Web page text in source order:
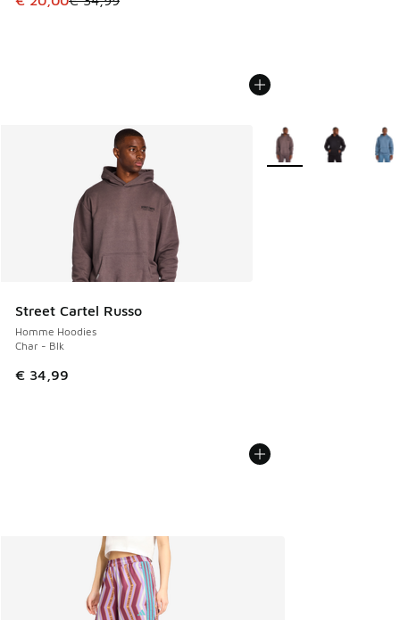
Street Cartel Russo
Homme Hoodies
Char - Blk
€ 34,99
Plus de couleurs